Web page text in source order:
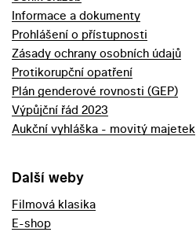
Informace a dokumenty
Prohlášení o přístupnosti
Zásady ochrany osobních údajů
Protikorupční opatření
Plán genderové rovnosti (GEP)
Výpůjční řád 2023
Aukční vyhláška - movitý majetek
Další weby
Filmová klasika
E-shop